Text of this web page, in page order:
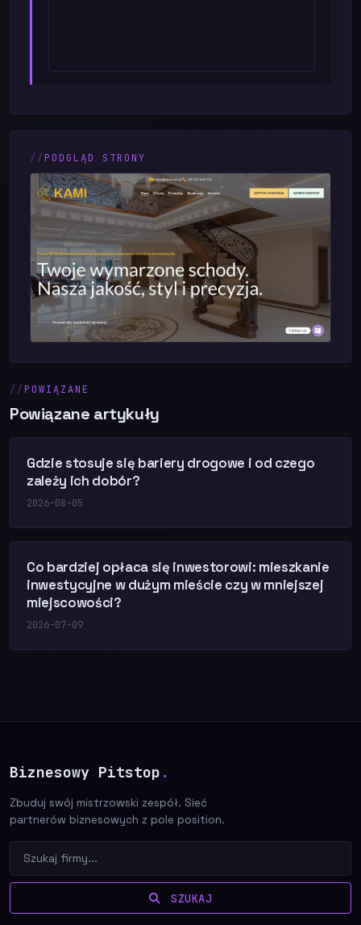
PODGLĄD STRONY
POWIĄZANE
Powiązane artykuły
Gdzie stosuje się bariery drogowe i od czego
zależy ich dobór?
2026-08-05
Co bardziej opłaca się inwestorowi: mieszkanie
inwestycyjne w dużym mieście czy w mniejszej
miejscowości?
2026-07-09
Biznesowy Pitstop .
Zbuduj swój mistrzowski zespół. Sieć
partnerów biznesowych z pole position.
SZUKAJ